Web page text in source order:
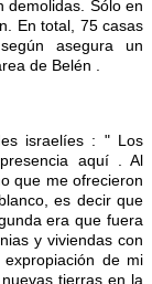
demolidas. Sólo en
En total, 75 casas
asegura un
de Belén .
israelíes : " Los
aquí . Al
que me ofrecieron
es decir que
era que fuera
y viviendas con
de mi
tierras en la